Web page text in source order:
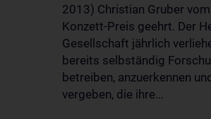
2013) Christian Gruber
Konzett-Preis geehrt. Der
Gesellschaft jährlich
bereits selbständig
betreiben, anzuerkennen
vergeben, die ihre...